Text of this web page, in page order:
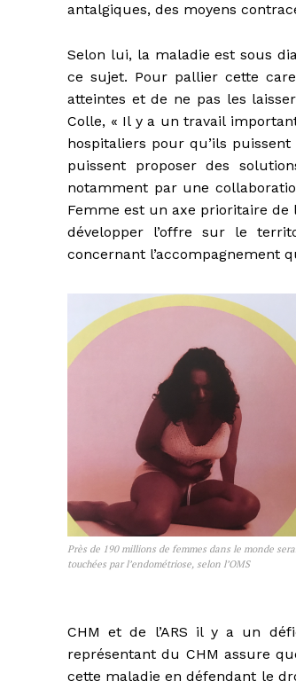
antalgiques, des moyens
Selon lui, la maladie est sous
ce sujet. Pour pallier cette
atteintes et de ne pas les
Colle, « Il y a un travail
hospitaliers pour qu’ils
puissent proposer des
notamment par une
Femme est un axe prioritaire de
développer l’offre sur le
concernant l’accompagnement
Près de 190 millions de femmes dans le monde
touchées par l’endométriose, selon l’OMS
CHM et de l’ARS il y a un
représentant du CHM assure
cette maladie en défendant le